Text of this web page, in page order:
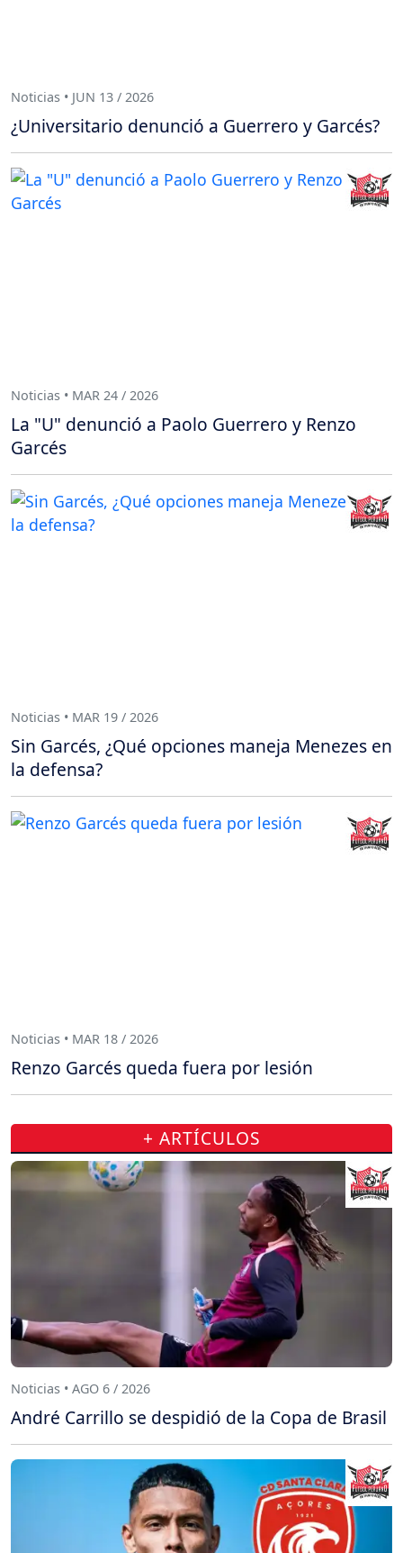
Noticias • JUN 13 / 2026
¿Universitario denunció a Guerrero y Garcés?
Noticias • MAR 24 / 2026
La "U" denunció a Paolo Guerrero y Renzo
Garcés
Noticias • MAR 19 / 2026
Sin Garcés, ¿Qué opciones maneja Menezes en
la defensa?
Noticias • MAR 18 / 2026
Renzo Garcés queda fuera por lesión
+ ARTÍCULOS
Noticias • AGO 6 / 2026
André Carrillo se despidió de la Copa de Brasil